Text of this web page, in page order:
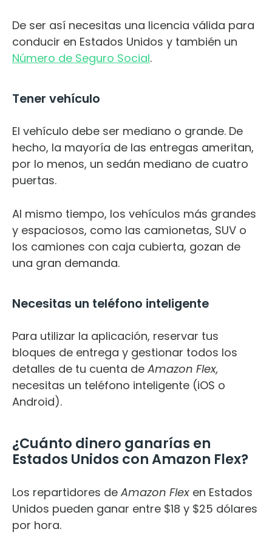
De ser así necesitas una licencia válida para
conducir en Estados Unidos y también un
Número de Seguro Social.
Tener vehículo
El vehículo debe ser mediano o grande. De
hecho, la mayoría de las entregas ameritan,
por lo menos, un sedán mediano de cuatro
puertas.
Al mismo tiempo, los vehículos más grandes
y espaciosos, como las camionetas, SUV o
los camiones con caja cubierta, gozan de
una gran demanda.
Necesitas un teléfono inteligente
Para utilizar la aplicación, reservar tus
bloques de entrega y gestionar todos los
detalles de tu cuenta de Amazon Flex,
necesitas un teléfono inteligente (iOS o
Android).
¿Cuánto dinero ganarías en
Estados Unidos con Amazon Flex?
Los repartidores de Amazon Flex en Estados
Unidos pueden ganar entre $18 y $25 dólares
por hora.